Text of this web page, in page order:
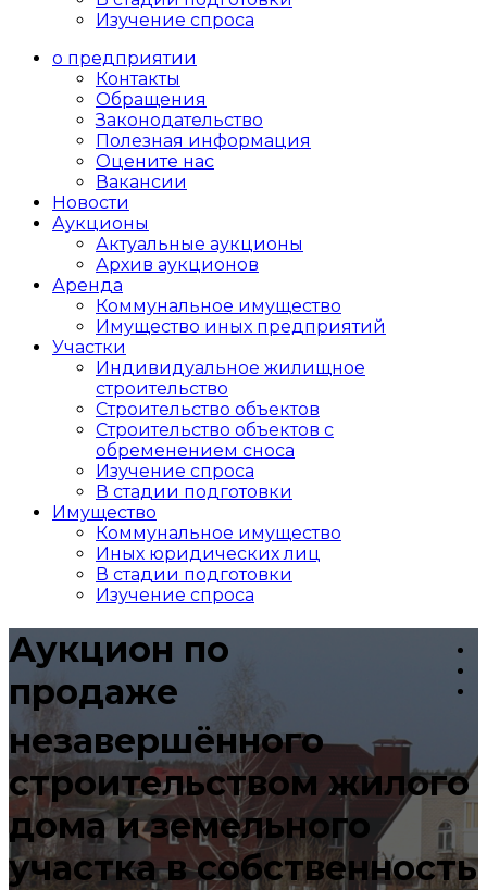
Изучение спроса
о предприятии
Контакты
Обращения
Законодательство
Полезная информация
Оцените нас
Вакансии
Новости
Аукционы
Актуальные аукционы
Архив аукционов
Аренда
Коммунальное имущество
Имущество иных предприятий
Участки
Индивидуальное жилищное
строительство
Строительство объектов
Cтроительство объектов с
обременением сноса
Изучение спроса
В стадии подготовки
Имущество
Коммунальное имущество
Иных юридических лиц
В стадии подготовки
Изучение спроса
Аукцион по
продаже
незавершённого
строительством жилого
дома и земельного
участка в собственность